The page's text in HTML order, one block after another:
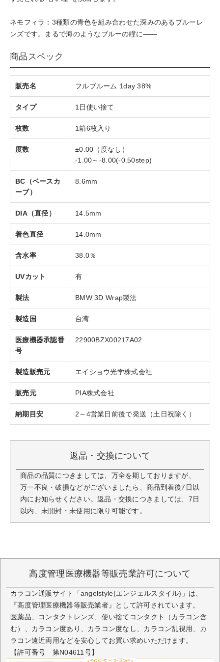
ネモフィラ：3種類の青色を組み合わせた深みのあるブルーレ
ンズです。まるで海のようなブルーの瞳に――
商品スペック
販売名 フルブルーム 1day 38%
タイプ 1日使い捨て
枚数 1箱6枚入り
度数
±0.00（度なし）
-1.00～-8.00(-0.50step)
BC（ベースカ
ーブ）
8.6mm
DIA（直径） 14.5mm
着色直径 14.0mm
含水率 38.0％
UVカット 有
製法 BMW 3D Wrap製法
製造国 台湾
医療機器承認番
号
22900BZX00217A02
製造販売元 エイショウ光学株式会社
販売元 PIA株式会社
納期目安 2～4営業日前後で発送（土日祝除く）
返品・交換について
商品の品質につきましては、万全を期しておりますが、
万一不良・破損などがございましたら、商品到着後7日以
内にお知らせください。返品・交換につきましては、7日
以内、未開封・未使用に限り可能です。
高度管理医療機器等販売業許可について
カラコン通販サイト「angelstyle(エンジェルスタイル)」は、
『高度管理医療機器等販売業者』として許可されています。
医薬品、コンタクトレンズ、使い捨てコンタクト（カラコン含
む）、カラコン度あり、カラコン度なし、カラコン乱視用、カ
ラコン遠近両用などを安心してお買い求めいただけます。
【許可番号 第N04611号】